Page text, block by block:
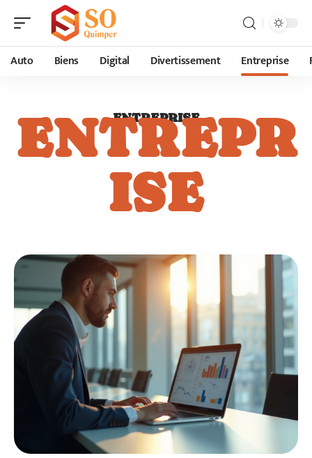
Auto Biens Digital Divertissement Entreprise
ENTREPRISE
ENTREPR
ISE